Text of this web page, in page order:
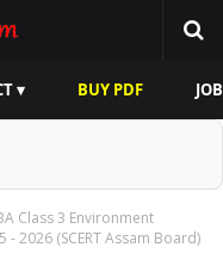
▾ BUY PDF
Class 3 Environment
2026 (SCERT Assam Board)